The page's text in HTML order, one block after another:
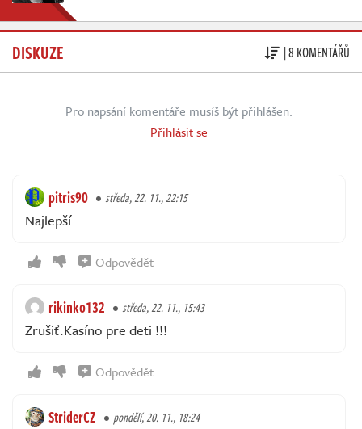
DISKUZE | 8 KOMENTÁŘŮ
Pro napsání komentáře musíš být přihlášen.
Přihlásit se
pitris90 středa, 22. 11., 22:15
Najlepší
Odpovědět
rikinko132 středa, 22. 11., 15:43
Zrušiť.Kasíno pre deti !!!
Odpovědět
StriderCZ pondělí, 20. 11., 18:24